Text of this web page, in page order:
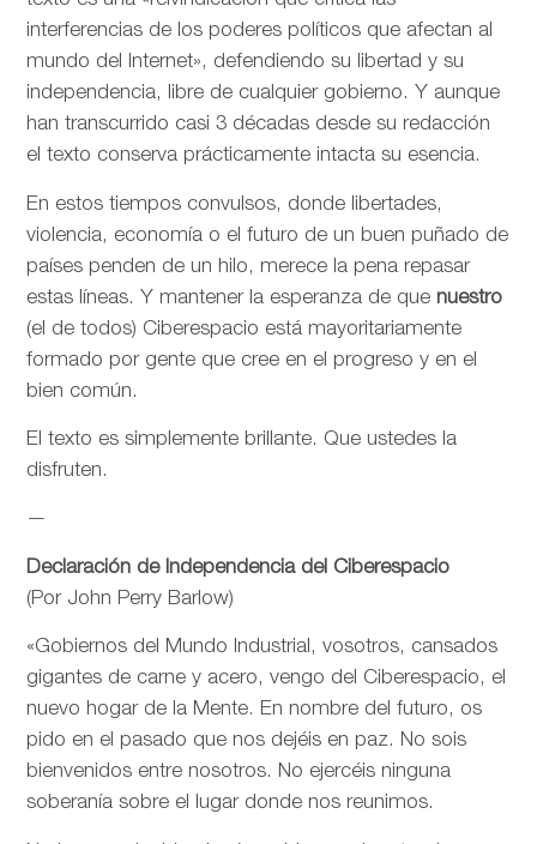
interferencias de los poderes políticos que afectan al
mundo del Internet», defendiendo su libertad y su
independencia, libre de cualquier gobierno. Y aunque
han transcurrido casi 3 décadas desde su redacción
el texto conserva prácticamente intacta su esencia.
En estos tiempos convulsos, donde libertades,
violencia, economía o el futuro de un buen puñado de
países penden de un hilo, merece la pena repasar
estas líneas. Y mantener la esperanza de que nuestro
(el de todos) Ciberespacio está mayoritariamente
formado por gente que cree en el progreso y en el
bien común.
El texto es simplemente brillante. Que ustedes la
disfruten.
—
Declaración de Independencia del Ciberespacio
(Por John Perry Barlow)
«Gobiernos del Mundo Industrial, vosotros, cansados
gigantes de carne y acero, vengo del Ciberespacio, el
nuevo hogar de la Mente. En nombre del futuro, os
pido en el pasado que nos dejéis en paz. No sois
bienvenidos entre nosotros. No ejercéis ninguna
soberanía sobre el lugar donde nos reunimos.